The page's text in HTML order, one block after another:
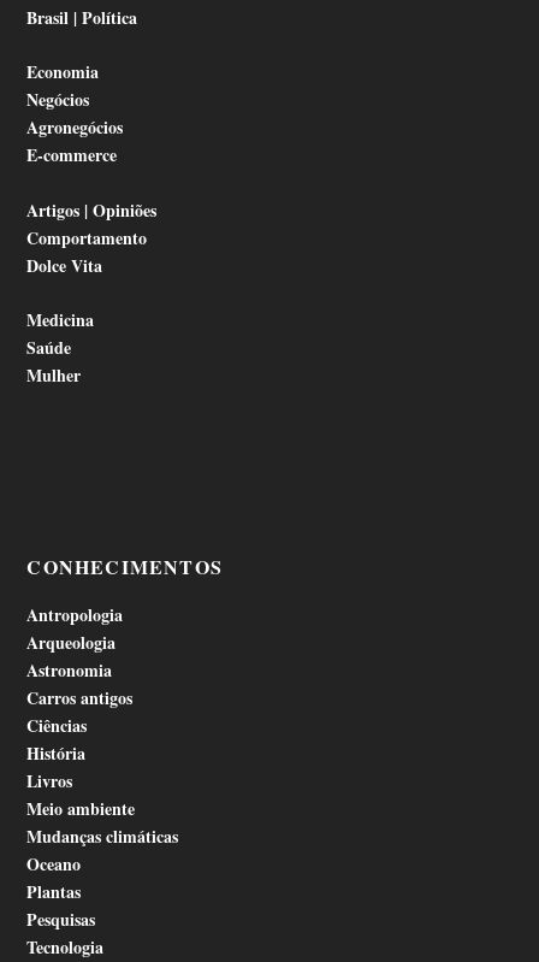
Brasil | Política
Economia
Negócios
Agronegócios
E-commerce
Artigos | Opiniões
Comportamento
Dolce Vita
Medicina
Saúde
Mulher
CONHECIMENTOS
Antropologia
Arqueologia
Astronomia
Carros antigos
Ciências
História
Livros
Meio ambiente
Mudanças climáticas
Oceano
Plantas
Pesquisas
Tecnologia